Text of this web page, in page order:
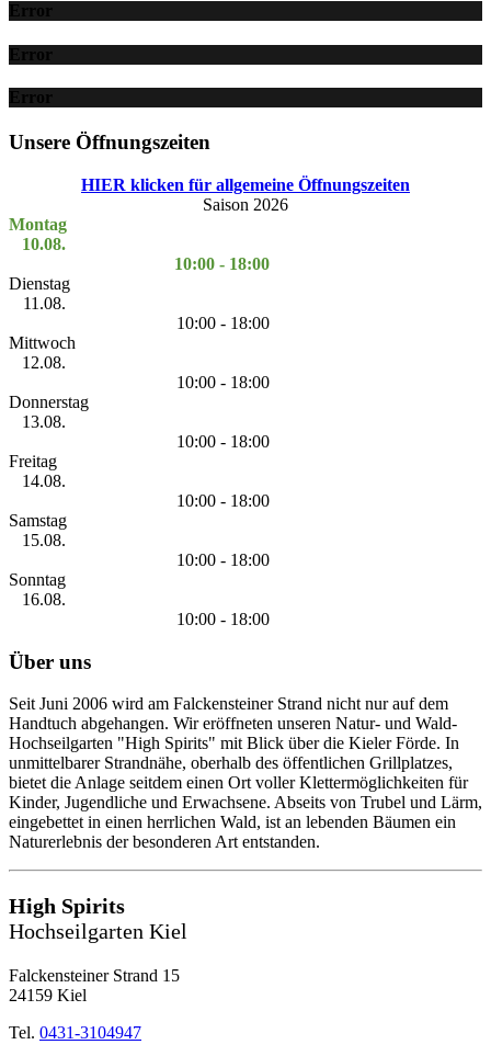
Error
Error
Error
Unsere Öffnungszeiten
HIER klicken für allgemeine Öffnungszeiten
Saison 2026
Montag
10.08.
10:00 - 18:00
Dienstag
11.08.
10:00 - 18:00
Mittwoch
12.08.
10:00 - 18:00
Donnerstag
13.08.
10:00 - 18:00
Freitag
14.08.
10:00 - 18:00
Samstag
15.08.
10:00 - 18:00
Sonntag
16.08.
10:00 - 18:00
Über uns
Seit Juni 2006 wird am Falckensteiner Strand nicht nur auf dem
Handtuch abgehangen. Wir eröffneten unseren Natur- und Wald-
Hochseilgarten "High Spirits" mit Blick über die Kieler Förde. In
unmittelbarer Strandnähe, oberhalb des öffentlichen Grillplatzes,
bietet die Anlage seitdem einen Ort voller Klettermöglichkeiten für
Kinder, Jugendliche und Erwachsene. Abseits von Trubel und Lärm,
eingebettet in einen herrlichen Wald, ist an lebenden Bäumen ein
Naturerlebnis der besonderen Art entstanden.
High Spirits
Hochseilgarten Kiel
Falckensteiner Strand 15
24159 Kiel
Tel. 0431-3104947